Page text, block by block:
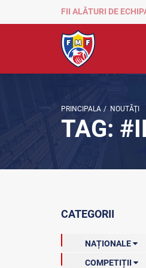
FII ALĂTURI DE
PRINCIPALA / NOUTĂŢI
TAG:
CATEGORII
NAȚIONALE
COMPETIȚII